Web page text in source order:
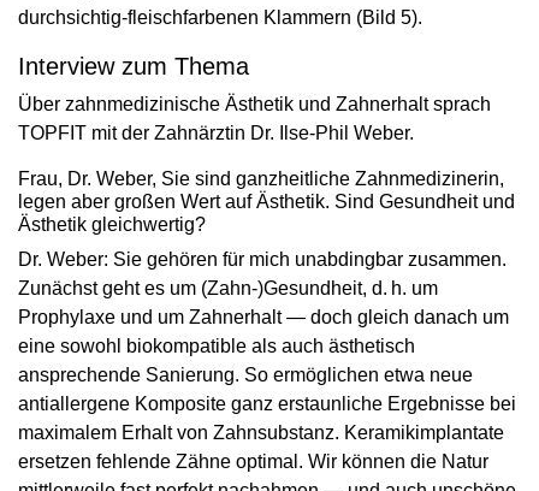
durchsichtig-fleischfarbenen Klammern (Bild 5).
Interview zum Thema
Über zahnmedizinische Ästhetik und Zahnerhalt sprach
TOPFIT mit der Zahnärztin Dr. Ilse-Phil Weber.
Frau, Dr. Weber, Sie sind ganzheit­liche Zahnmedizinerin,
legen aber großen Wert auf Ästhetik. Sind Gesundheit und
Ästhetik gleichwertig?
Dr. Weber: Sie gehören für mich unabdingbar zusammen.
Zunächst geht es um (Zahn-)Gesundheit, d. h. um
Prophylaxe und um Zahnerhalt — doch gleich danach um
eine sowohl biokompatib­le als auch ästhetisch
ansprechende Sa­­nierung. So ermöglichen etwa neue
antiallergene Komposite ganz erstaunliche Ergebnisse bei
maximalem Erhalt von Zahnsubstanz. Keramikimplantate
ersetzen fehlende Zähne optimal. Wir können die Natur